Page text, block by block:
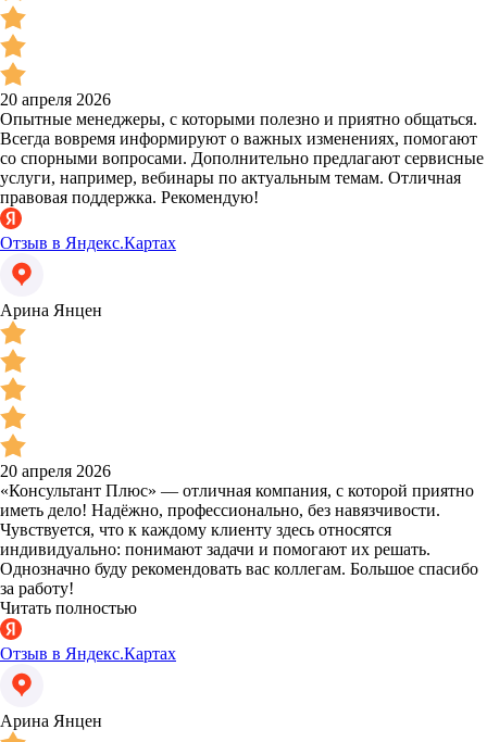
20 апреля 2026
Опытные менеджеры, с которыми полезно и приятно общаться.
Всегда вовремя информируют о важных изменениях, помогают
со спорными вопросами. Дополнительно предлагают сервисные
услуги, например, вебинары по актуальным темам. Отличная
правовая поддержка. Рекомендую!
Отзыв в Яндекс.Картах
Арина Янцен
20 апреля 2026
«Консультант Плюс» — отличная компания, с которой приятно
иметь дело! Надёжно, профессионально, без навязчивости.
Чувствуется, что к каждому клиенту здесь относятся
индивидуально: понимают задачи и помогают их решать.
Однозначно буду рекомендовать вас коллегам. Большое спасибо
за работу!
Читать полностью
Отзыв в Яндекс.Картах
Арина Янцен